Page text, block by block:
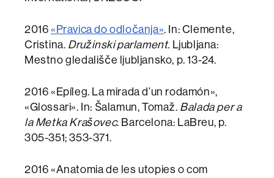
2016 « Pravica do odločanja». In: Clemente,
Cristina. Družinski parlament. Ljubljana:
Mestno gledališče ljubljansko, p. 13-24.
2016 «Epíleg. La mirada d’un rodamón»,
«Glossari». In: Šalamun, Tomaž. Balada per a
la Metka Krašovec. Barcelona: LaBreu, p.
305-351; 353-371.
2016 «Anatomia de les utopies o com